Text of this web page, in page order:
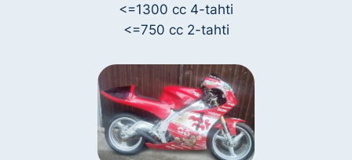
<=1300 cc 4-tahti
<=750 cc 2-tahti